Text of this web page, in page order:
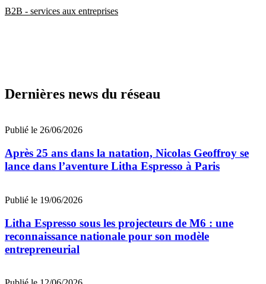
B2B - services aux entreprises
Dernières news du réseau
Publié le 26/06/2026
Après 25 ans dans la natation, Nicolas Geoffroy se
lance dans l’aventure Litha Espresso à Paris
Publié le 19/06/2026
Litha Espresso sous les projecteurs de M6 : une
reconnaissance nationale pour son modèle
entrepreneurial